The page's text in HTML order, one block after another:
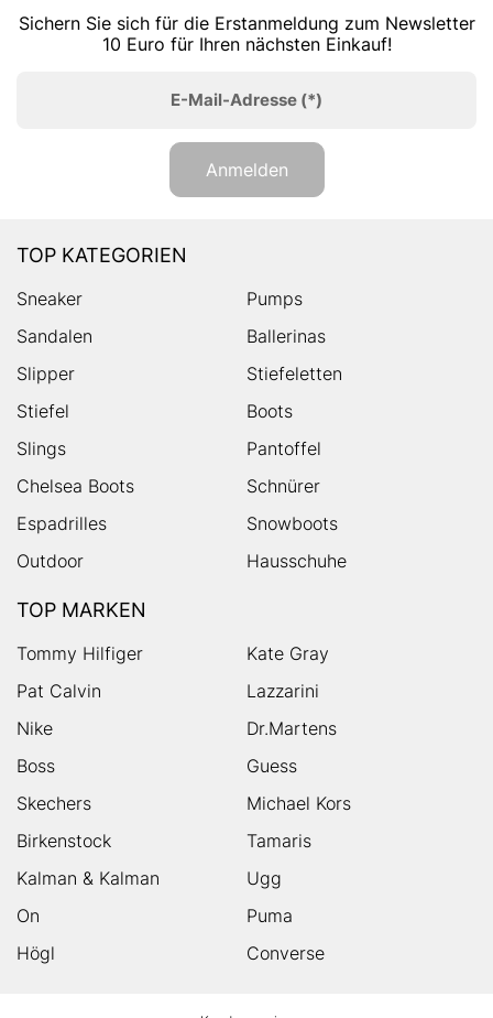
Sichern Sie sich für die Erstanmeldung zum Newsletter
10 Euro für Ihren nächsten Einkauf!
E-Mail-Adresse (*)
Anmelden
TOP KATEGORIEN
Sneaker
Pumps
Sandalen
Ballerinas
Slipper
Stiefeletten
Stiefel
Boots
Slings
Pantoffel
Chelsea Boots
Schnürer
Espadrilles
Snowboots
Outdoor
Hausschuhe
TOP MARKEN
Tommy Hilfiger
Kate Gray
Pat Calvin
Lazzarini
Nike
Dr.Martens
Boss
Guess
Skechers
Michael Kors
Birkenstock
Tamaris
Kalman & Kalman
Ugg
On
Puma
Högl
Converse